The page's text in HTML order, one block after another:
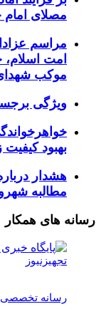
مصلای امام
مراسم
امت
موکب
ویژگی
بهبود
هشدار
مطالبه
رسانه های همکار
تجهیزنیوز
رسانه تخصصی